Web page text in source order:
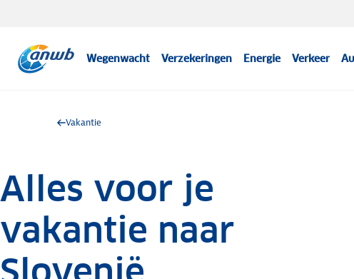
Wegenwacht Verzekeringen Energie Verkeer
Vakantie
Alles voor je
vakantie naar